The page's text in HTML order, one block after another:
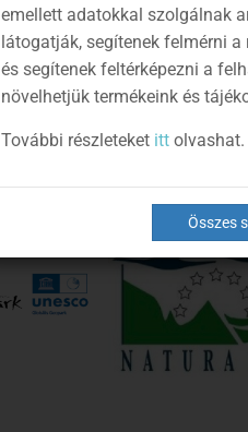
emellett adatokkal szolgálnak
látogatják, segítenek felmérni a
és segítenek feltérképezni a
növelhetjük termékeink és
További részleteket itt olvashat.
Összes